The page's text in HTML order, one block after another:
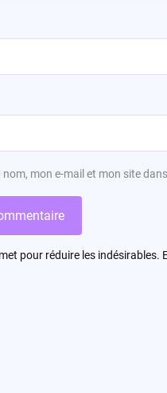
nom, mon e-mail et mon site
pour réduire les indésirables.